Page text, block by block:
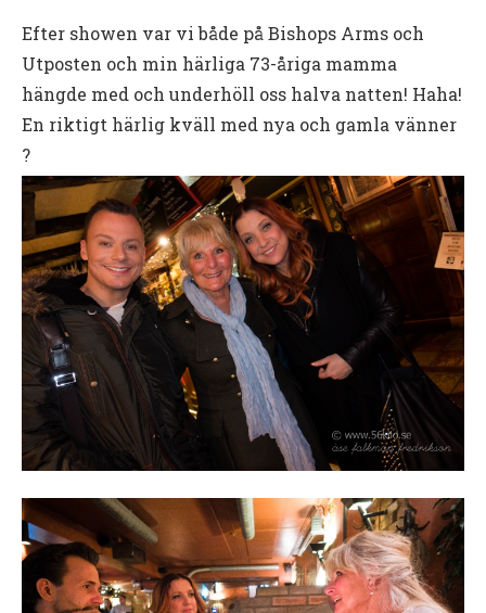
Efter showen var vi både på Bishops Arms och
Utposten och min härliga 73-åriga mamma
hängde med och underhöll oss halva natten! Haha!
En riktigt härlig kväll med nya och gamla vänner
?